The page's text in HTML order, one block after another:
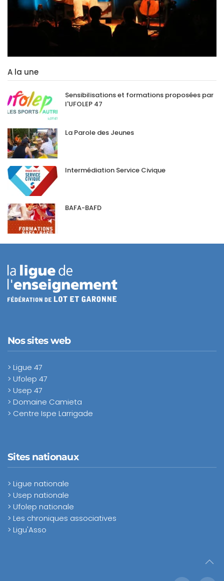
A la une
Sensibilisations et formations proposées par
l'UFOLEP 47
La Parole des Jeunes
Intermédiation Service Civique
BAFA-BAFD
Nos sites web
> Ligue 47
> Ufolep 47
> Usep 47
> Domaine Camieta
> Centre Ispe Larrigade
Sites nationaux
> Ligue nationale
> Usep nationale
> Ufolep nationale
> Les chroniques associatives
> Ligu'Asso